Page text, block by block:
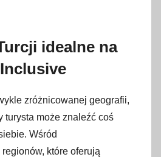
idealne na
zróżnicowanej geografii,
turysta może znaleźć coś
Wśród
które oferują